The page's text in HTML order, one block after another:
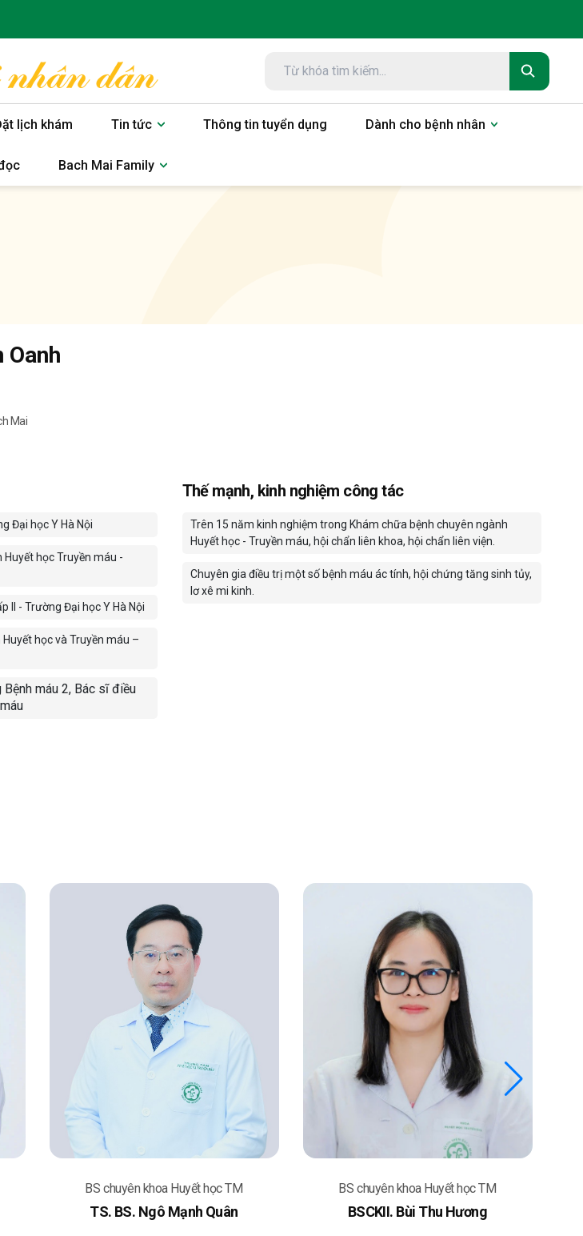
lịch khám Tin tức Thông tin tuyển dụng Dành cho bệnh nhân
Bach Mai Family
Oanh
Mai
Đại học Y Hà Nội
học Truyền máu -
II - Trường Đại học Y Hà Nội
học và Truyền máu –
máu 2, Bác sĩ điều
Thế mạnh, kinh nghiệm công tác
Trên 15 năm kinh nghiệm trong Khám chữa bệnh chuyên ngành
Huyết học - Truyền máu, hội chẩn liên khoa, hội chẩn liên viện.
Chuyên gia điều trị một số bệnh máu ác tính, hội chứng tăng sinh tủy,
lơ xê mi kinh.
BS chuyên khoa Huyết học TM
TS. BS. Ngô Mạnh Quân
BS chuyên khoa Huyết học TM
BSCKII. Bùi Thu Hương